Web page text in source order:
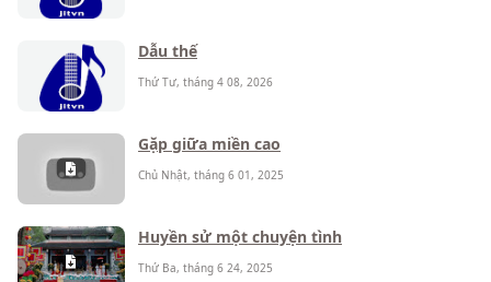
Dẫu thế
Thứ Tư, tháng 4 08, 2026
Gặp giữa miền cao
Chủ Nhật, tháng 6 01, 2025
Huyền sử một chuyện tình
Thứ Ba, tháng 6 24, 2025